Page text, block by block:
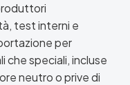
test interni e
per
che speciali, incluse
neutro o prive di